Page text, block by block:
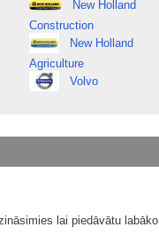
New Holland
Construction
New Holland
Agriculture
Volvo
lai piedāvātu labāko